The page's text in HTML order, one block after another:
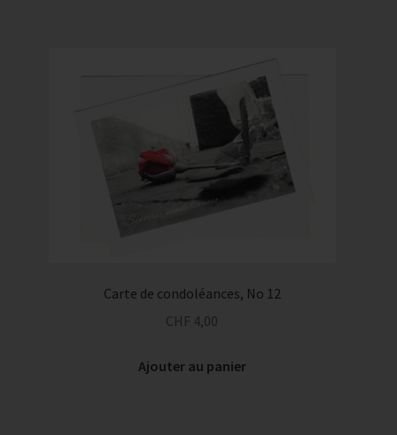
Carte de condoléances, No 12
CHF 4,00
Ajouter au panier